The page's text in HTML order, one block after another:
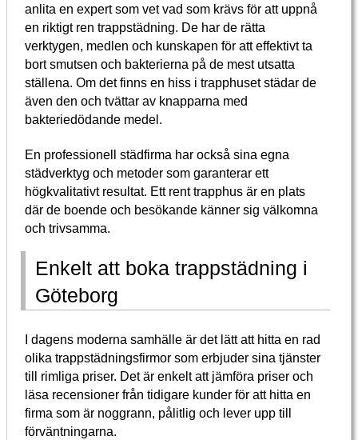
anlita en expert som vet vad som krävs för att uppnå
en riktigt ren trappstädning. De har de rätta
verktygen, medlen och kunskapen för att effektivt ta
bort smutsen och bakterierna på de mest utsatta
ställena. Om det finns en hiss i trapphuset städar de
även den och tvättar av knapparna med
bakteriedödande medel.
En professionell städfirma har också sina egna
städverktyg och metoder som garanterar ett
högkvalitativt resultat. Ett rent trapphus är en plats
där de boende och besökande känner sig välkomna
och trivsamma.
Enkelt att boka trappstädning i
Göteborg
I dagens moderna samhälle är det lätt att hitta en rad
olika trappstädningsfirmor som erbjuder sina tjänster
till rimliga priser. Det är enkelt att jämföra priser och
läsa recensioner från tidigare kunder för att hitta en
firma som är noggrann, pålitlig och lever upp till
förväntningarna.